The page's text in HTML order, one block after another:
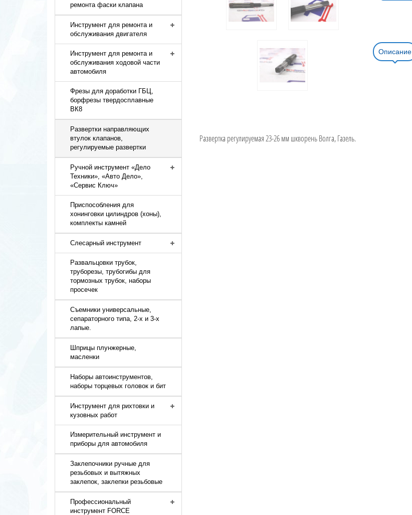
ремонта фаски клапана
Инструмент для ремонта и
обслуживания двигателя
Инструмент для ремонта и
обслуживания ходовой части
автомобиля
Фрезы для доработки ГБЦ,
борфрезы твердосплавные
ВК8
Развертки направляющих
втулок клапанов,
регулируемые развертки
Ручной инструмент «Дело
Техники», «Авто Дело»,
«Сервис Ключ»
Приспособления для
хонинговки цилиндров (хоны),
комплекты камней
Слесарный инструмент
Развальцовки трубок,
труборезы, трубогибы для
тормозных трубок, наборы
просечек
Съемники универсальные,
сепараторного типа, 2-х и 3-х
лапые.
Шприцы плунжерные,
масленки
Наборы автоинструментов,
наборы торцевых головок и бит
Инструмент для рихтовки и
кузовных работ
Измерительный инструмент и
приборы для автомобиля
Заклепочники ручные для
резьбовых и вытяжных
заклепок, заклепки резьбовые
Профессиональный
инструмент FORCE
Описание
Развертка регулируемая 23-26 мм шкворень Волга, Газель.